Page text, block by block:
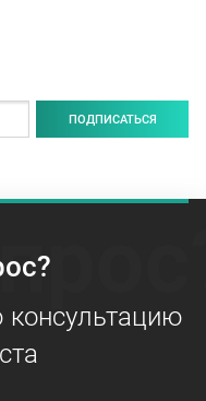
ПОДПИСАТЬСЯ
консультацию